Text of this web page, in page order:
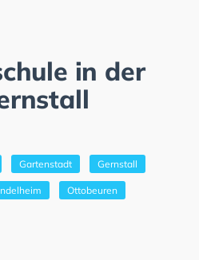
in der
Gartenstadt Gernstall
Ottobeuren